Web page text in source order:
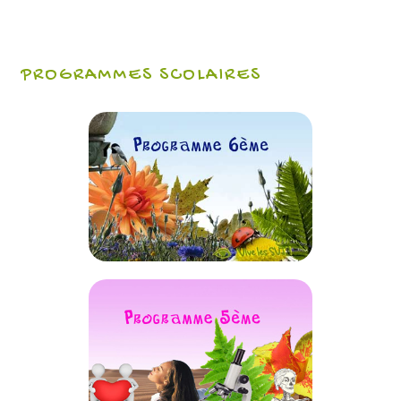
PROGRAMMES SCOLAIRES